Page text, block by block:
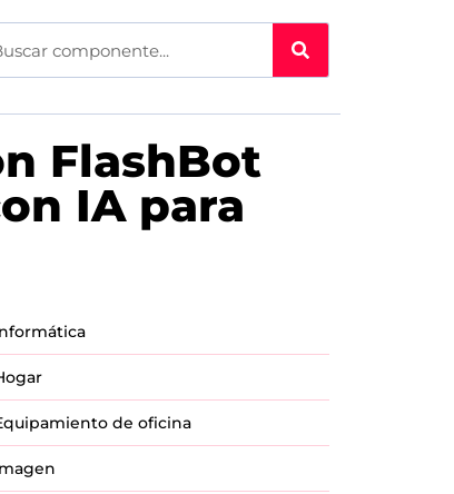
FlashBot
IA para
de oficina